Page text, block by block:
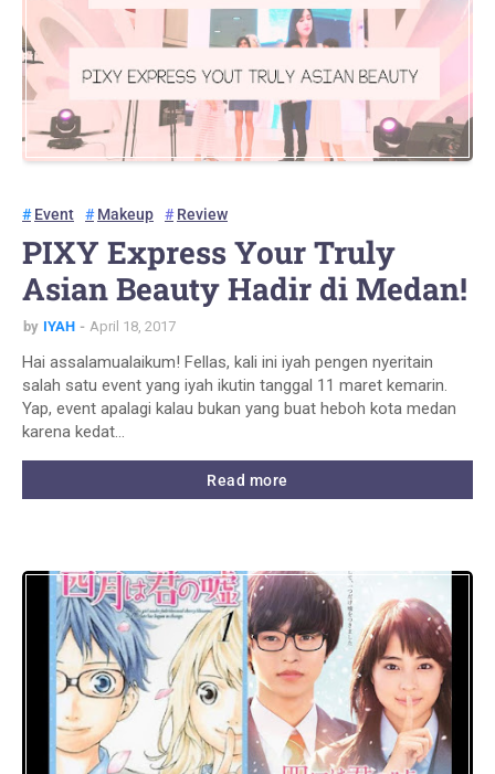
Event Makeup Review
PIXY Express Your Truly
Asian Beauty Hadir di Medan!
by IYAH April 18, 2017
Hai assalamualaikum! Fellas, kali ini iyah pengen nyeritain
salah satu event yang iyah ikutin tanggal 11 maret kemarin.
Yap, event apalagi kalau bukan yang buat heboh kota medan
karena kedat…
Read more